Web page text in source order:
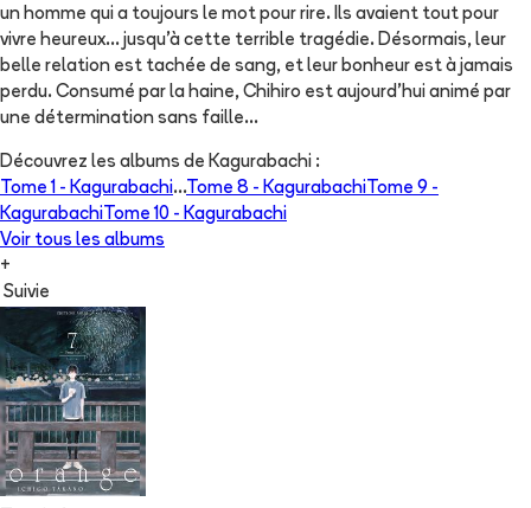
un homme qui a toujours le mot pour rire. Ils avaient tout pour
vivre heureux... jusqu'à cette terrible tragédie. Désormais, leur
belle relation est tachée de sang, et leur bonheur est à jamais
perdu. Consumé par la haine, Chihiro est aujourd'hui animé par
une détermination sans faille...
Découvrez les albums de Kagurabachi :
Tome 1 - Kagurabachi...Tome 8 - Kagurabachi Tome 9 -
Kagurabachi Tome 10 - Kagurabachi
Voir tous les albums
+
Suivie